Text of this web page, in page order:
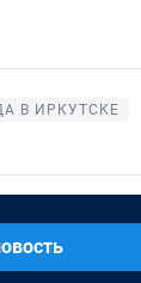
В ИРКУТСКЕ